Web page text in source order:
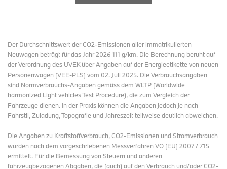
Der Durchschnittswert der CO2-Emissionen aller immatrikulierten
Neuwagen beträgt für das Jahr 2026 111 g/km. Die Berechnung beruht auf
der Verordnung des UVEK über Angaben auf der Energieetikette von neuen
Personenwagen (VEE-PLS) vom 02. Juli 2025. Die Verbrauchsangaben
sind Normverbrauchs-Angaben gemäss dem WLTP (Worldwide
harmonized Light vehicles Test Procedure), die zum Vergleich der
Fahrzeuge dienen. In der Praxis können die Angaben jedoch je nach
Fahrstil, Zuladung, Topografie und Jahreszeit teilweise deutlich abweichen.
Die Angaben zu Kraftstoffverbrauch, CO2-Emissionen und Stromverbrauch
wurden nach dem vorgeschriebenen Messverfahren VO (EU) 2007 / 715
ermittelt. Für die Bemessung von Steuern und anderen
fahrzeugbezogenen Abgaben, die (auch) auf den Verbrauch und/oder CO2-